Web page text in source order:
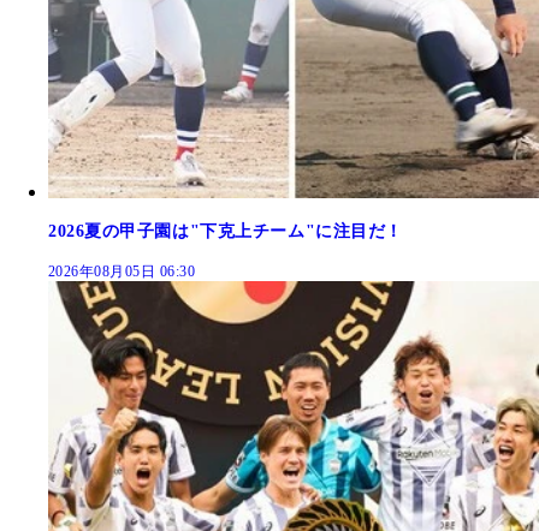
2026夏の甲子園は"下克上チーム"に注目だ！
2026年08月05日 06:30